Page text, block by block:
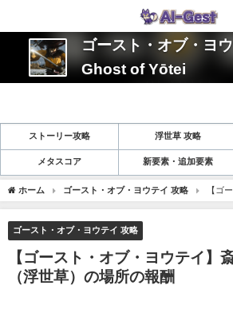
ゴースト・オブ・ヨ
Ghost of Yōtei
ストーリー攻略 浮世草 攻略
メタスコア 新要素・追加要素
ホーム ゴースト・オブ・ヨウテイ 攻略
【ゴ
勢の雇兵処（浮世草）の場所の報酬
ゴースト・オブ・ヨウテイ 攻略
【ゴースト・オブ・ヨウテイ】
（浮世草）の場所の報酬